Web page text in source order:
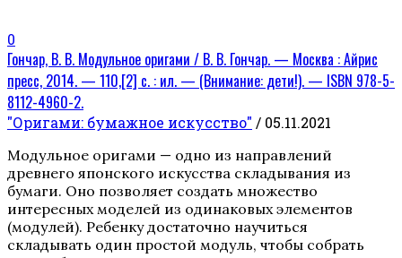
0
Гончар, В. В. Модульное оригами / В. В. Гончар. — Москва : Айрис
пресс, 2014. — 110,[2] с. : ил. — (Внимание: дети!). — ISBN 978-5-
8112-4960-2.
"Оригами: бумажное искусство" / 05.11.2021
Модульное оригами — одно из направлений
древнего японского искусства складывания из
бумаги. Оно позволяет создать множество
интересных моделей из одинаковых элементов
(модулей). Ребенку достаточно научиться
складывать один простой модуль, чтобы собрать